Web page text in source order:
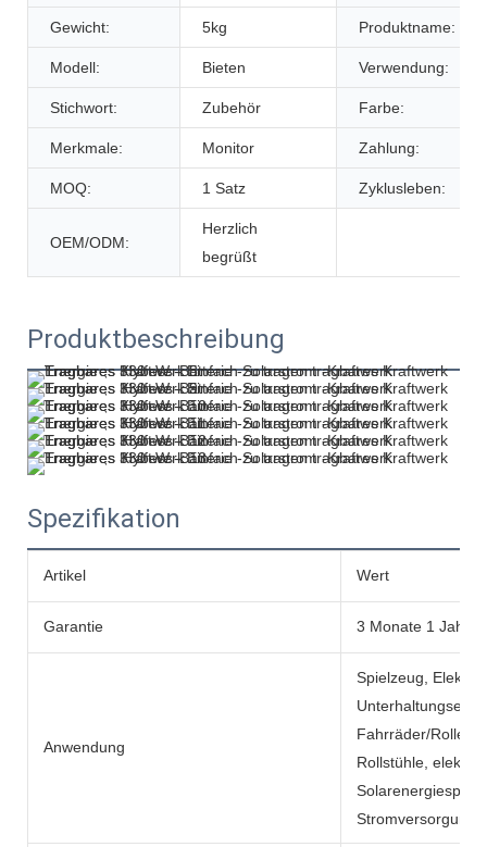
Gewicht: 5kg Produktname:
Modell: Bieten Verwendung:
Stichwort: Zubehör Farbe:
Merkmale: Monitor Zahlung:
MOQ: 1 Satz Zyklusleben:
OEM/ODM:
Herzlich
begrüßt
Produktbeschreibung
Spezifikation
Artikel Wert
Garantie 3 Monate 1 Jahr
Anwendung
Spielzeug,
Fahrräder/Roller,
Rollstühle,